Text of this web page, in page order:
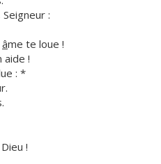
Seigneur :
âme te loue !
aide !
: *
!